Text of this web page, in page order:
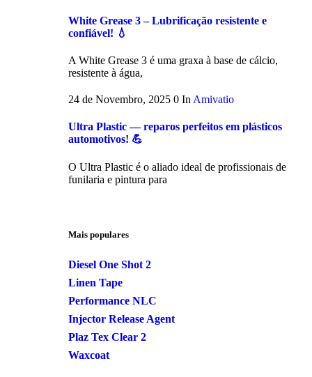
White Grease 3 – Lubrificação resistente e
confiável! 💧
A White Grease 3 é uma graxa à base de cálcio,
resistente à água,
24 de Novembro, 2025 0 In Amivatio
Ultra Plastic — reparos perfeitos em plásticos
automotivos! 💪
O Ultra Plastic é o aliado ideal de profissionais de
funilaria e pintura para
Mais populares
Diesel One Shot 2
Linen Tape
Performance NLC
Injector Release Agent
Plaz Tex Clear 2
Waxcoat